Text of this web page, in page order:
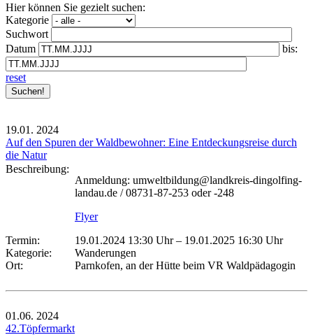
Hier können Sie gezielt suchen:
Kategorie
Suchwort
Datum
bis:
reset
19.01. 2024
Auf den Spuren der Waldbewohner: Eine Entdeckungsreise durch
die Natur
Beschreibung:
Anmeldung: umweltbildung@landkreis-dingolfing-
landau.de / 08731-87-253 oder -248
Flyer
Termin:
19.01.2024 13:30 Uhr– 19.01.2025 16:30 Uhr
Kategorie:
Wanderungen
Ort:
Parnkofen, an der Hütte beim VR Waldpädagogin
01.06. 2024
42.Töpfermarkt